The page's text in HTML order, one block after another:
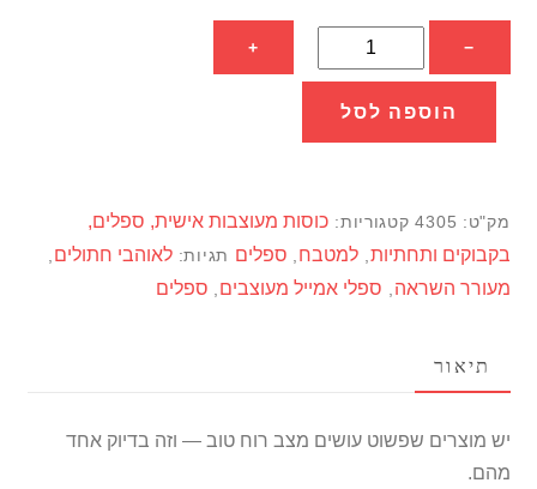
−
של
–
איור
חתולים
+
הוספה לסל
מק"ט: 4305 קטגוריות: כוסות מעוצבות אישית, ספלים,
בקבוקים ותחתיות למטבח ספלים תגיות:לאוהבי חתולים
מעורר השראה ספלי אמייל מעוצבים ספלים
תיאור
יש מוצרים שפשוט עושים מצב רוח טוב — וזה בדיוק אחד
מהם.